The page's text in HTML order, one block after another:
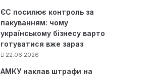
ЄС посилює контроль за
пакуванням: чому
українському бізнесу варто
готуватися вже зараз
22.06.2026
АМКУ наклав штрафи на